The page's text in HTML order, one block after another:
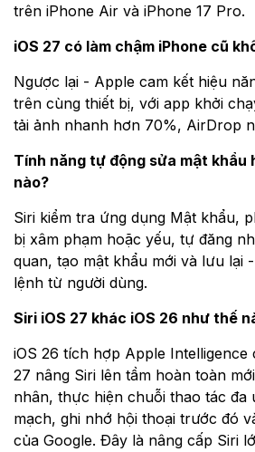
trên iPhone Air và iPhone 17 Pro.
iOS 27 có làm chậm iPhone cũ
Ngược lại - Apple cam kết hiệu
trên cùng thiết bị, với app khởi
tải ảnh nhanh hơn 70%, AirDrop
Tính năng tự động sửa mật khẩu
nào?
Siri kiểm tra ứng dụng Mật khẩu,
bị xâm phạm hoặc yếu, tự đăng
quan, tạo mật khẩu mới và lưu lại
lệnh từ người dùng.
Siri iOS 27 khác iOS 26 như thế
iOS 26 tích hợp Apple Intelligence
27 nâng Siri lên tầm hoàn toàn
nhân, thực hiện chuỗi thao tác đa
mạch, ghi nhớ hội thoại trước đó
của Google. Đây là nâng cấp Siri